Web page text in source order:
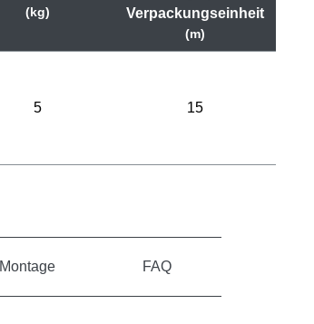
(kg)
Verpackungseinheit
(m)
5 15
Montage FAQ